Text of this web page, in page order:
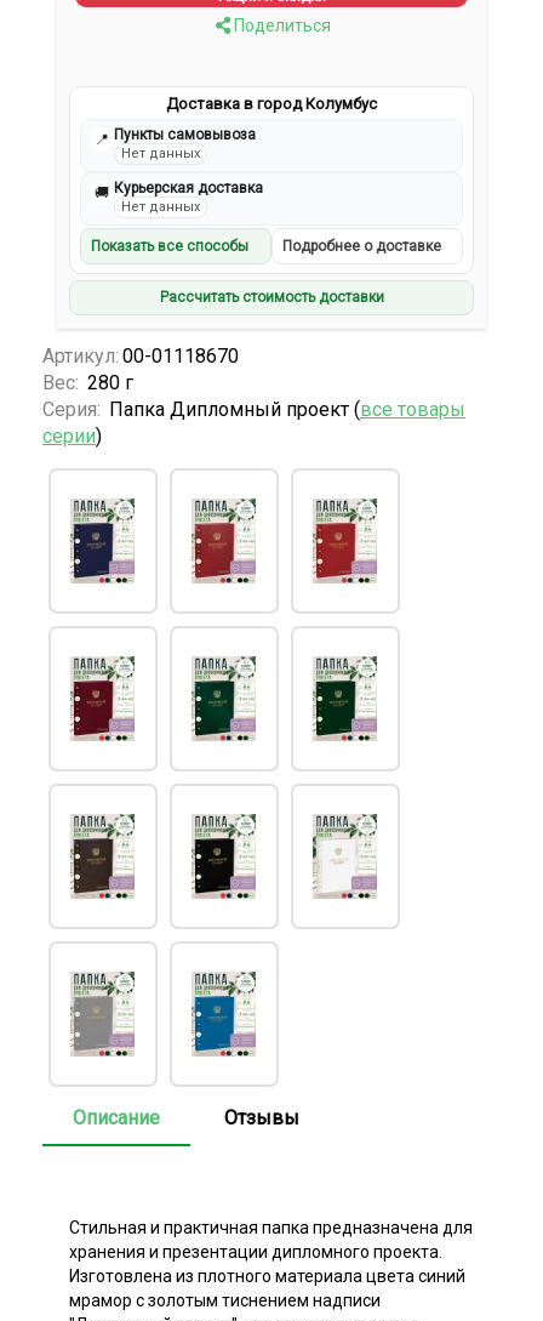
Поделиться
Доставка в город Колумбус
📍 Пункты самовывоза
Нет данных
🚚 Курьерская доставка
Нет данных
Показать все способы Подробнее о доставке
Рассчитать стоимость доставки
Артикул: 00-01118670
Вес: 280 г
Серия: Папка Дипломный проект (все товары
серии)
Описание Отзывы
Стильная и практичная папка предназначена для
хранения и презентации дипломного проекта.
Изготовлена из плотного материала цвета синий
мрамор с золотым тиснением надписи